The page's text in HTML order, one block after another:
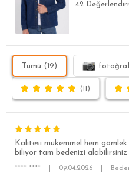
42
Tümü (19)
(11)
Kalitesi mükemmel hem
biliyor tam bedenizi alabilirsiniz
**** **** 09.04.2026